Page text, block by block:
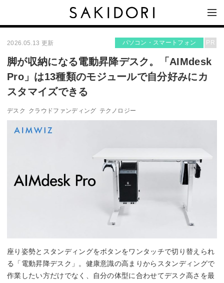
2026.05.13 更新 PR
パソコン・スマートフォン
脚が収納になる電動昇降デスク。「AIMdesk
Pro」は13種類のモジュールで自分好みにカ
スタマイズできる
デスク クラウドファンディング テクノロジー
座り姿勢とスタンディングをボタンをワンタッチで切り替えられ
る「電動昇降デスク」。健康意識の高まりからスタンディングで
作業したい方だけでなく、自分の体型に合わせてデスク高さを最